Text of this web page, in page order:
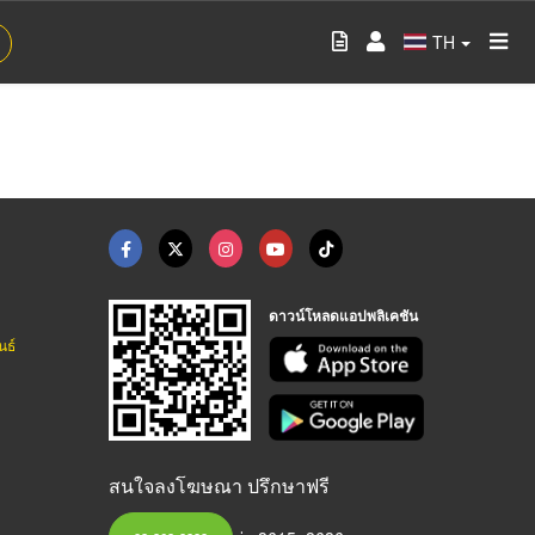
TH
ธ์
ดาวน์โหลดแอปพลิเคชัน
สนใจลงโฆษณา ปรึกษาฟรี